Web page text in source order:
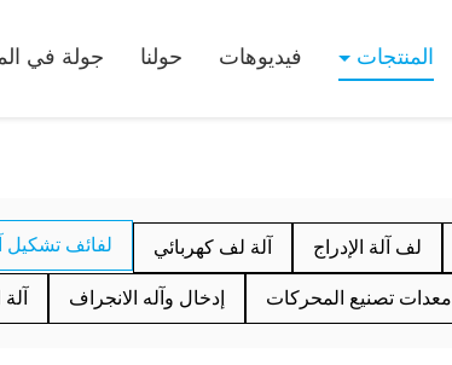
المنتجات فيديوهات حولنا جولة في
لفائف تشكيل آلة لف كهربائي لف آلة الإدراج
إدخال وآله الانجراف معدات تصنيع المحركات